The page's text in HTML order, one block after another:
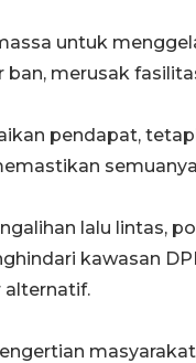
untuk
merusak
pendapat,
lalu lintas,
kawasan
alternatif.